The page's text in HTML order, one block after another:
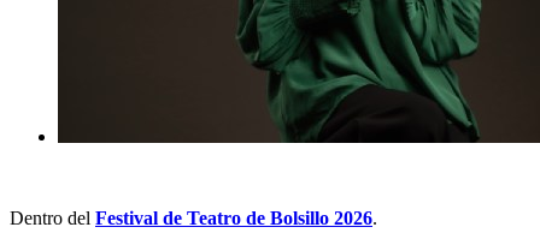
Dentro del Festival de Teatro de Bolsillo 2026.